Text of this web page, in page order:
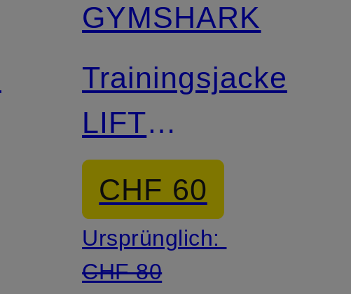
GYMSHARK
Trainingsjacke
LIFT
SEAMLESS
CHF 60
Ursprünglich:
CHF 80